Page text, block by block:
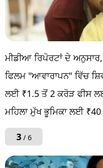
ਮੀਡੀਆ ਰਿਪੋਰਟਾਂ ਦੇ
ਫਿਲਮ "ਆਵਾਰਾਪਨ" ਵਿੱਚ
ਲਈ ₹1.5 ਤੋਂ 2 ਕਰੋੜ ਫੀਸ
ਮਹਿਲਾ ਮੁੱਖ ਭੂਮਿਕਾ ਲਈ
3/ 6